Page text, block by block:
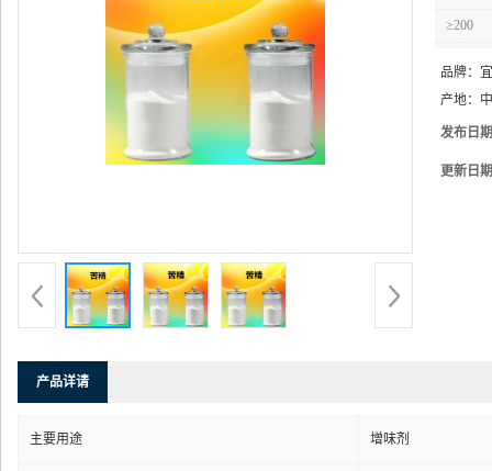
≥200
品牌：
产地：
发布日
更新日
产品详请
主要用途 增味剂